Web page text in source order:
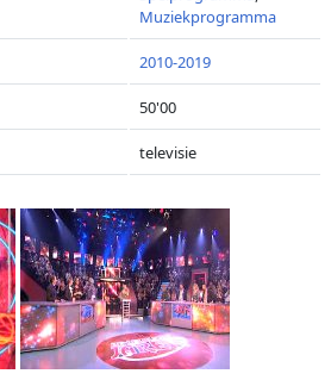
Muziekprogramma
2010-2019
50'00
televisie